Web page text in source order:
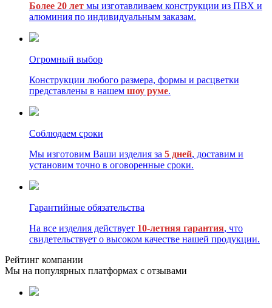
Более 20 лет мы изготавливаем конструкции из ПВХ и
алюминия по индивидуальным заказам.
Огромный выбор
Конструкции любого размера, формы и расцветки
представлены в нашем шоу руме.
Соблюдаем сроки
Мы изготовим Ваши изделия за 5 дней, доставим и
установим точно в оговоренные сроки.
Гарантийные обязательства
На все изделия действует 10-летняя гарантия, что
свидетельствует о высоком качестве нашей продукции.
Рейтинг компании
Мы на популярных платформах с отзывами